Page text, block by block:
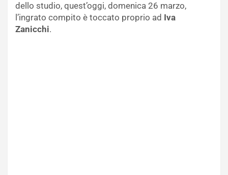
dello studio, quest’oggi, domenica 26 marzo,
l’ingrato compito è toccato proprio ad Iva
Zanicchi.